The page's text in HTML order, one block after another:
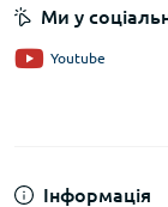
Інформація
Ми у
Youtube